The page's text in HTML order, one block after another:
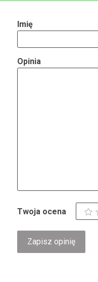
Imię
Opinia
Twoja ocena